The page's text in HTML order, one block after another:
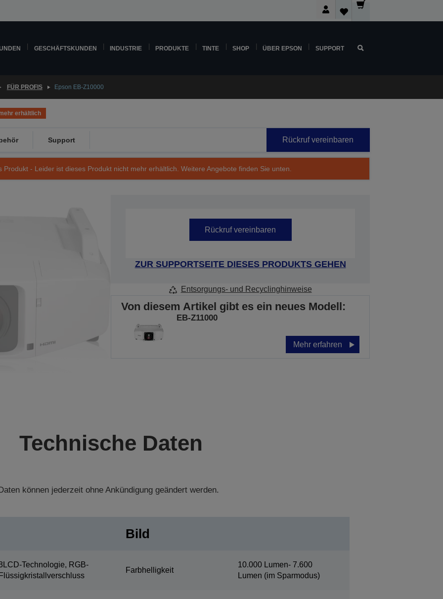
GESCHÄFTSKUNDEN INDUSTRIE PRODUKTE TINTE SHOP ÜBER EPSON SUPPORT
FÜR PROFIS Epson EB-Z10000
erhältlich
Support Rückruf vereinbaren
Produkt - Leider ist dieses Produkt nicht mehr erhältlich. Weitere Angebote finden Sie unten.
Rückruf vereinbaren
ZUR SUPPORTSEITE DIESES PRODUKTS GEHEN
Entsorgungs- und Recyclinghinweise
Von diesem Artikel gibt es ein neues Modell:
EB-Z11000
Mehr erfahren
Technische Daten
können jederzeit ohne Ankündigung geändert werden.
Technologie, RGB-
Bild
Farbhelligkeit
10.000 Lumen- 7.600
Lumen (im Sparmodus)